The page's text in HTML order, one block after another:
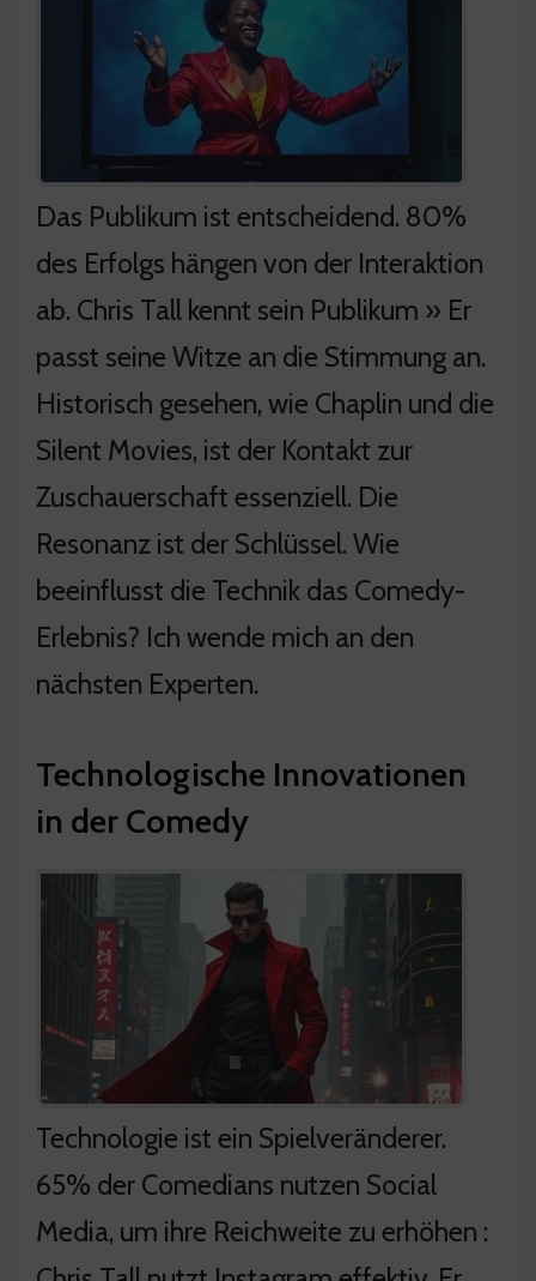
Das Publikum ist entscheidend. 80%
des Erfolgs hängen von der Interaktion
ab. Chris Tall kennt sein Publikum » Er
passt seine Witze an die Stimmung an.
Historisch gesehen, wie Chaplin und die
Silent Movies, ist der Kontakt zur
Zuschauerschaft essenziell. Die
Resonanz ist der Schlüssel. Wie
beeinflusst die Technik das Comedy-
Erlebnis? Ich wende mich an den
nächsten Experten.
Technologische Innovationen
in der Comedy
Technologie ist ein Spielveränderer.
65% der Comedians nutzen Social
Media, um ihre Reichweite zu erhöhen :